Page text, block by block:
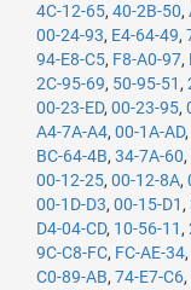
4C-12-65, 40-2B-50,
00-24-93, E4-64-49,
94-E8-C5, F8-A0-97,
2C-95-69, 50-95-51 ,
00-23-ED, 00-23-95,
A4-7A-A4, 00-1A-AD,
BC-64-4B, 34-7A-60,
00-12-25, 00-12-8A,
00-1D-D3, 00-15-D1 ,
D4-04-CD, 10-56-11 ,
9C-C8-FC, FC-AE-34,
C0-89-AB, 74-E7-C6,